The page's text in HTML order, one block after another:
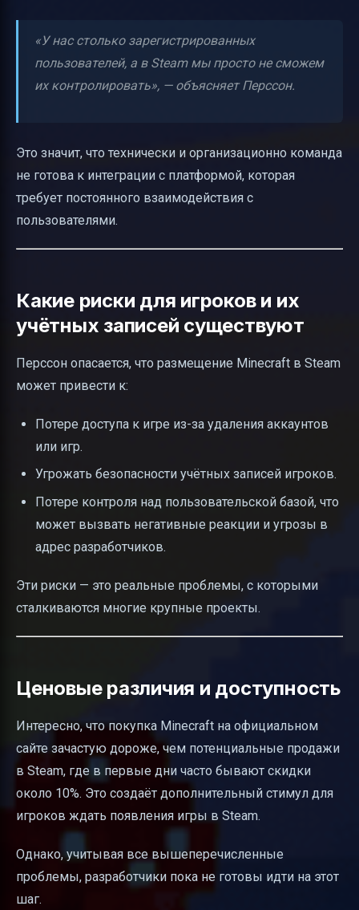
«У нас столько зарегистрированных
пользователей, а в Steam мы просто не сможем
их контролировать», — объясняет Перссон.
Это значит, что технически и организационно команда
не готова к интеграции с платформой, которая
требует постоянного взаимодействия с
пользователями.
Какие риски для игроков и их
учётных записей существуют
Перссон опасается, что размещение Minecraft в Steam
может привести к:
Потере доступа к игре из-за удаления аккаунтов
или игр.
Угрожать безопасности учётных записей игроков.
Потере контроля над пользовательской базой, что
может вызвать негативные реакции и угрозы в
адрес разработчиков.
Эти риски — это реальные проблемы, с которыми
сталкиваются многие крупные проекты.
Ценовые различия и доступность
Интересно, что покупка Minecraft на официальном
сайте зачастую дороже, чем потенциальные продажи
в Steam, где в первые дни часто бывают скидки
около 10%. Это создаёт дополнительный стимул для
игроков ждать появления игры в Steam.
Однако, учитывая все вышеперечисленные
проблемы, разработчики пока не готовы идти на этот
шаг.